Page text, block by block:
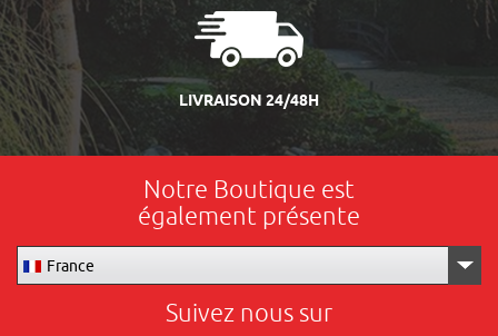
LIVRAISON 24/48H
Notre Boutique est
également présente
France
Suivez nous sur